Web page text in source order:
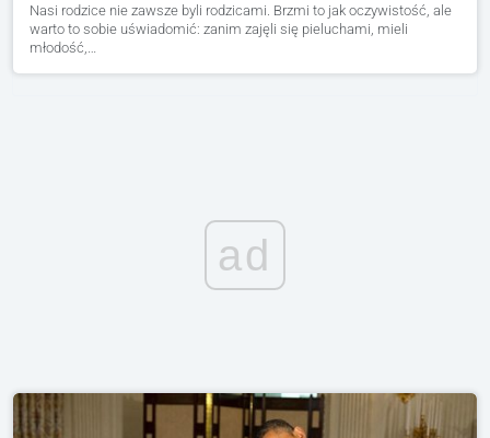
Nasi rodzice nie zawsze byli rodzicami. Brzmi to jak oczywistość, ale
warto to sobie uświadomić: zanim zajęli się pieluchami, mieli
młodość,…
ad